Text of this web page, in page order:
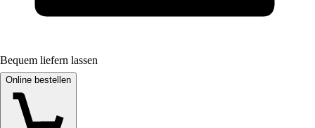
Bequem liefern lassen
Online bestellen